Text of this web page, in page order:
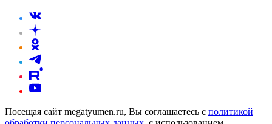
Посещая сайт megatyumen.ru, Вы соглашаетесь с политикой